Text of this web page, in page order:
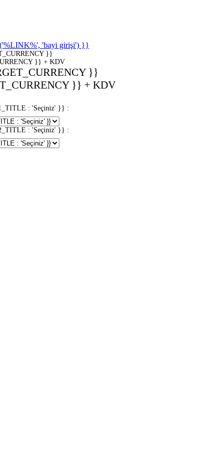
'bayi girişi') }}
}}
}} + KDV
}}
}} + KDV
: 'Seçiniz' }} :
: 'Seçiniz' }} :